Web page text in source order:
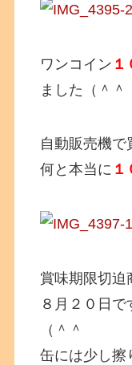
ワンコイン １
ました（＾＾
自動販売機で
何と本当に １
賞味期限切迫
８月２０日
（＾＾
缶には少し擦